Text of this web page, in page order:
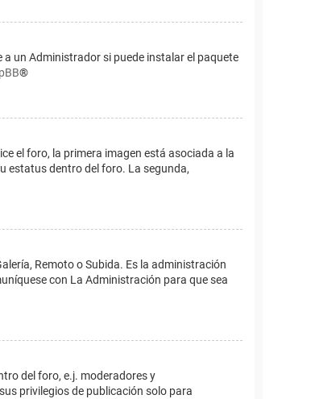
un Administrador si puede instalar el paquete
®
el foro, la primera imagen está asociada a la
estatus dentro del foro. La segunda,
Remoto o Subida. Es la administración
con La Administración para que sea
del foro, e.j. moderadores y
privilegios de publicación solo para